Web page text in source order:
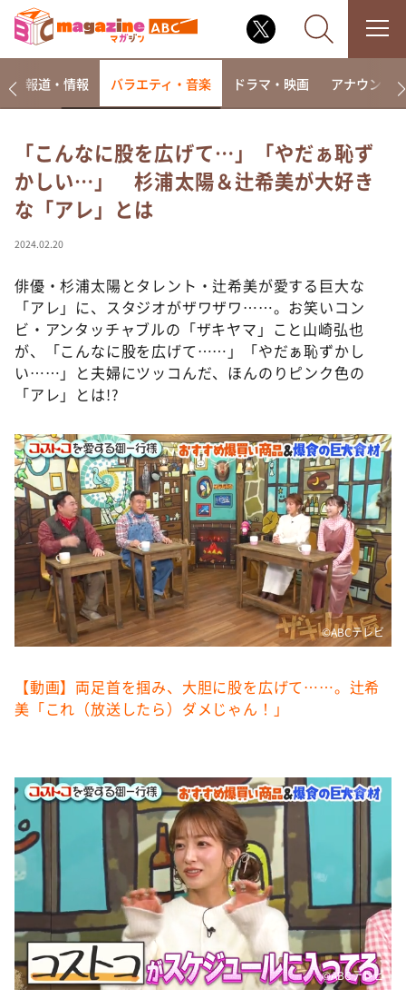
なるみ・岡村の過ぎるTV
相席食堂
これ余談なんですけど・・・
て真剣です
探偵！ナイトスクープ
news おかえり
河合＆A.B.C-Z塚田×福井アナ「なんでやねん！？」
（news おかえり）
本日はダイアンなり！シーズン２
朝だ！生です旅サラダ
教えて！ニュースライブ 正義のミカタ
ＬＩＦＥ～夢のカタチ～
新婚さんいらっしゃい！
ポツンと一軒家
ザキ山小屋本館
アナ回覧板
報道・情報 バラエティ・音楽 ドラマ・映画 アナウンサー
「こんなに股を広げて…」「やだぁ恥ず
かしい…」 杉浦太陽＆辻希美が大好き
な「アレ」とは
2024.02.20
俳優・杉浦太陽とタレント・辻希美が愛する巨大な
「アレ」に、スタジオがザワザワ……。お笑いコン
ビ・アンタッチャブルの「ザキヤマ」こと山崎弘也
が、「こんなに股を広げて……」「やだぁ恥ずかし
い……」と夫婦にツッコんだ、ほんのりピンク色の
「アレ」とは!?
©️ABCテレビ
【動画】両足首を掴み、大胆に股を広げて……。辻希
美「これ（放送したら）ダメじゃん！」
©️ABCテレビ